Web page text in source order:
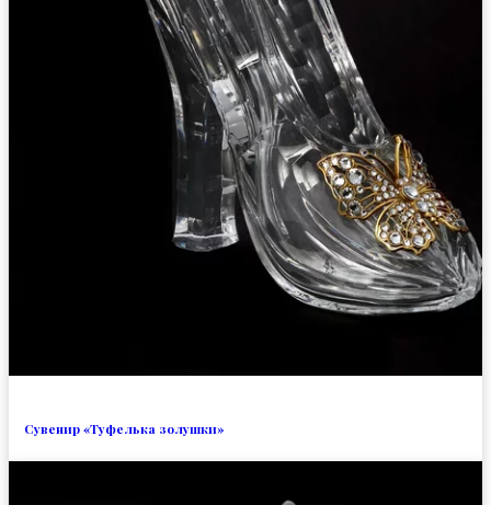
Сувенир «Туфелька золушки»